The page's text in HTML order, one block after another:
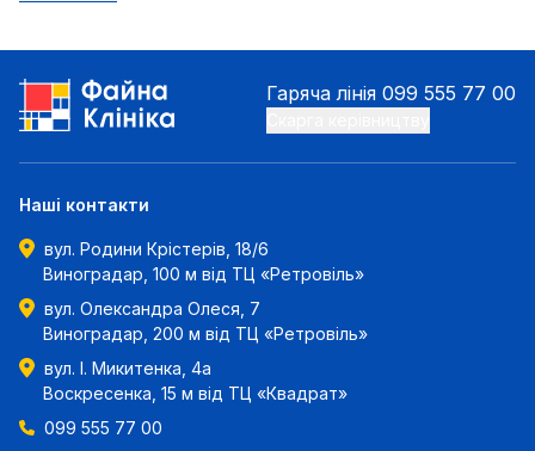
Гаряча лінія 099 555 77 00
Наші контакти
вул. Родини Крістерів, 18/6
Виноградар, 100 м від ТЦ «Ретровіль»
вул. Олександра Олеся, 7
Виноградар, 200 м від ТЦ «Ретровіль»
вул. І. Микитенка, 4а
Воскресенка, 15 м від ТЦ «Квадрат»
099 555 77 00